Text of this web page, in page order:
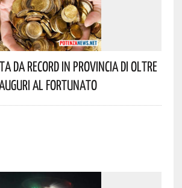
Da Record In Provincia Di Oltre
Al Fortunato